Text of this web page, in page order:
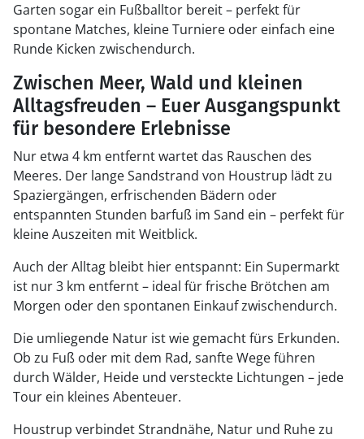
Garten sogar ein Fußballtor bereit – perfekt für
spontane Matches, kleine Turniere oder einfach eine
Runde Kicken zwischendurch.
Zwischen Meer, Wald und kleinen
Alltagsfreuden – Euer Ausgangspunkt
für besondere Erlebnisse
Nur etwa 4 km entfernt wartet das Rauschen des
Meeres. Der lange Sandstrand von Houstrup lädt zu
Spaziergängen, erfrischenden Bädern oder
entspannten Stunden barfuß im Sand ein – perfekt für
kleine Auszeiten mit Weitblick.
Auch der Alltag bleibt hier entspannt: Ein Supermarkt
ist nur 3 km entfernt – ideal für frische Brötchen am
Morgen oder den spontanen Einkauf zwischendurch.
Die umliegende Natur ist wie gemacht fürs Erkunden.
Ob zu Fuß oder mit dem Rad, sanfte Wege führen
durch Wälder, Heide und versteckte Lichtungen – jede
Tour ein kleines Abenteuer.
Houstrup verbindet Strandnähe, Natur und Ruhe zu